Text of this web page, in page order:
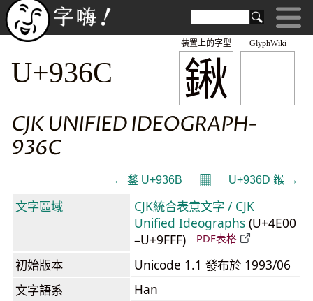
GlyphWiki
鍬
裝置上的字型
U+936C
CJK UNIFIED IDEOGRAPH-
936C
← 鍫 U+936B 𝄜 U+936D 鍭 →
文字區域
CJK統合表意文字 / CJK
Unified Ideographs (U+4E00
–U+9FFF)
PDF表格
初始版本
Unicode 1.1 發布於 1993/06
文字語系
Han